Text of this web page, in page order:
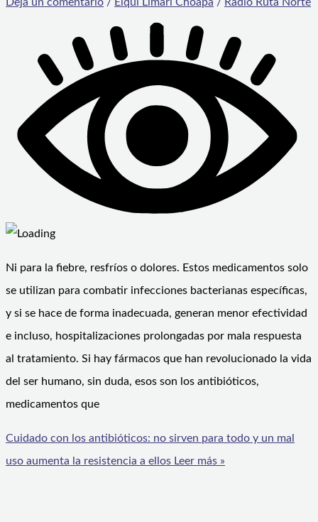
Deja un comentario / Elqui Limarí Choapa / Radio Ruta Norte
Ni para la fiebre, resfríos o dolores. Estos medicamentos solo
se utilizan para combatir infecciones bacterianas específicas,
y si se hace de forma inadecuada, generan menor efectividad
e incluso, hospitalizaciones prolongadas por mala respuesta
al tratamiento. Si hay fármacos que han revolucionado la vida
del ser humano, sin duda, esos son los antibióticos,
medicamentos que
Cuidado con los antibióticos: no sirven para todo y un mal
uso aumenta la resistencia a ellos Leer más »